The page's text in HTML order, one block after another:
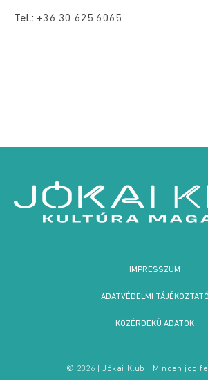
Tel.: +36 30 625 6065
IMPRESSZUM
ADATVÉDELMI TÁJÉKOZTATÓ
KÖZÉRDEKŰ ADATOK
© 2026 | Jókai Klub | Minden jog